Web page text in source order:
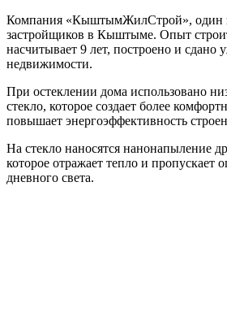
Компания «КыштымЖилСтрой», один
застройщиков в Кыштыме. Опыт
насчитывает 9 лет, построено и сдано
недвижимости.
При остеклении дома использовано
стекло, которое создает более
повышает энергоэффективность
На стекло наносятся нанонапыление
которое отражает тепло и пропускает
дневного света.